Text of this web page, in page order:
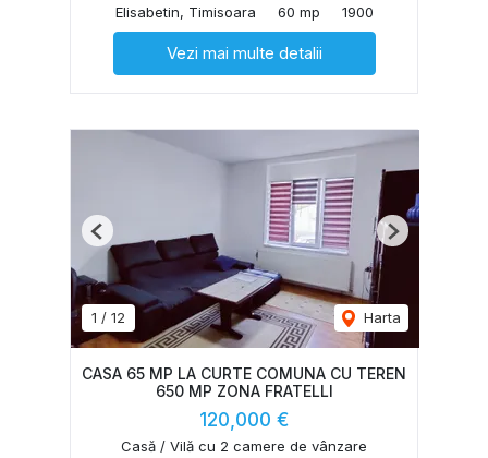
Elisabetin, Timisoara
60 mp 1900
Vezi mai multe detalii
1 / 12 Harta
Previous Next
CASA 65 MP LA CURTE COMUNA CU TEREN
650 MP ZONA FRATELLI
120,000 €
Casă / Vilă cu 2 camere de vânzare